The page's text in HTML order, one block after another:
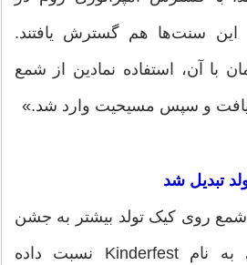
این سنت‌ها هم گسترش یافتند.
با آن، استفاده نمادین از شمع
یافت و سپس مسیحیت وارد شد.»
تبدیل شد
روی کیک تولد بیشتر به جشن
سنتی کودکان آلمانی به نام Kinderfest نسبت داده